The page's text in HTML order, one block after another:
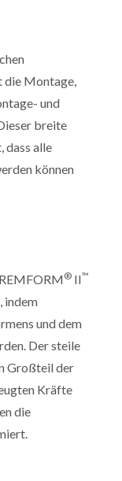
die Montage,
und
breite
dass alle
können
® II™
indem
und dem
Der steile
Großteil der
Kräfte
die